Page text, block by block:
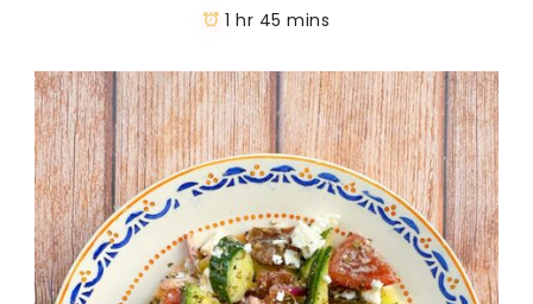
1 hr 45 mins